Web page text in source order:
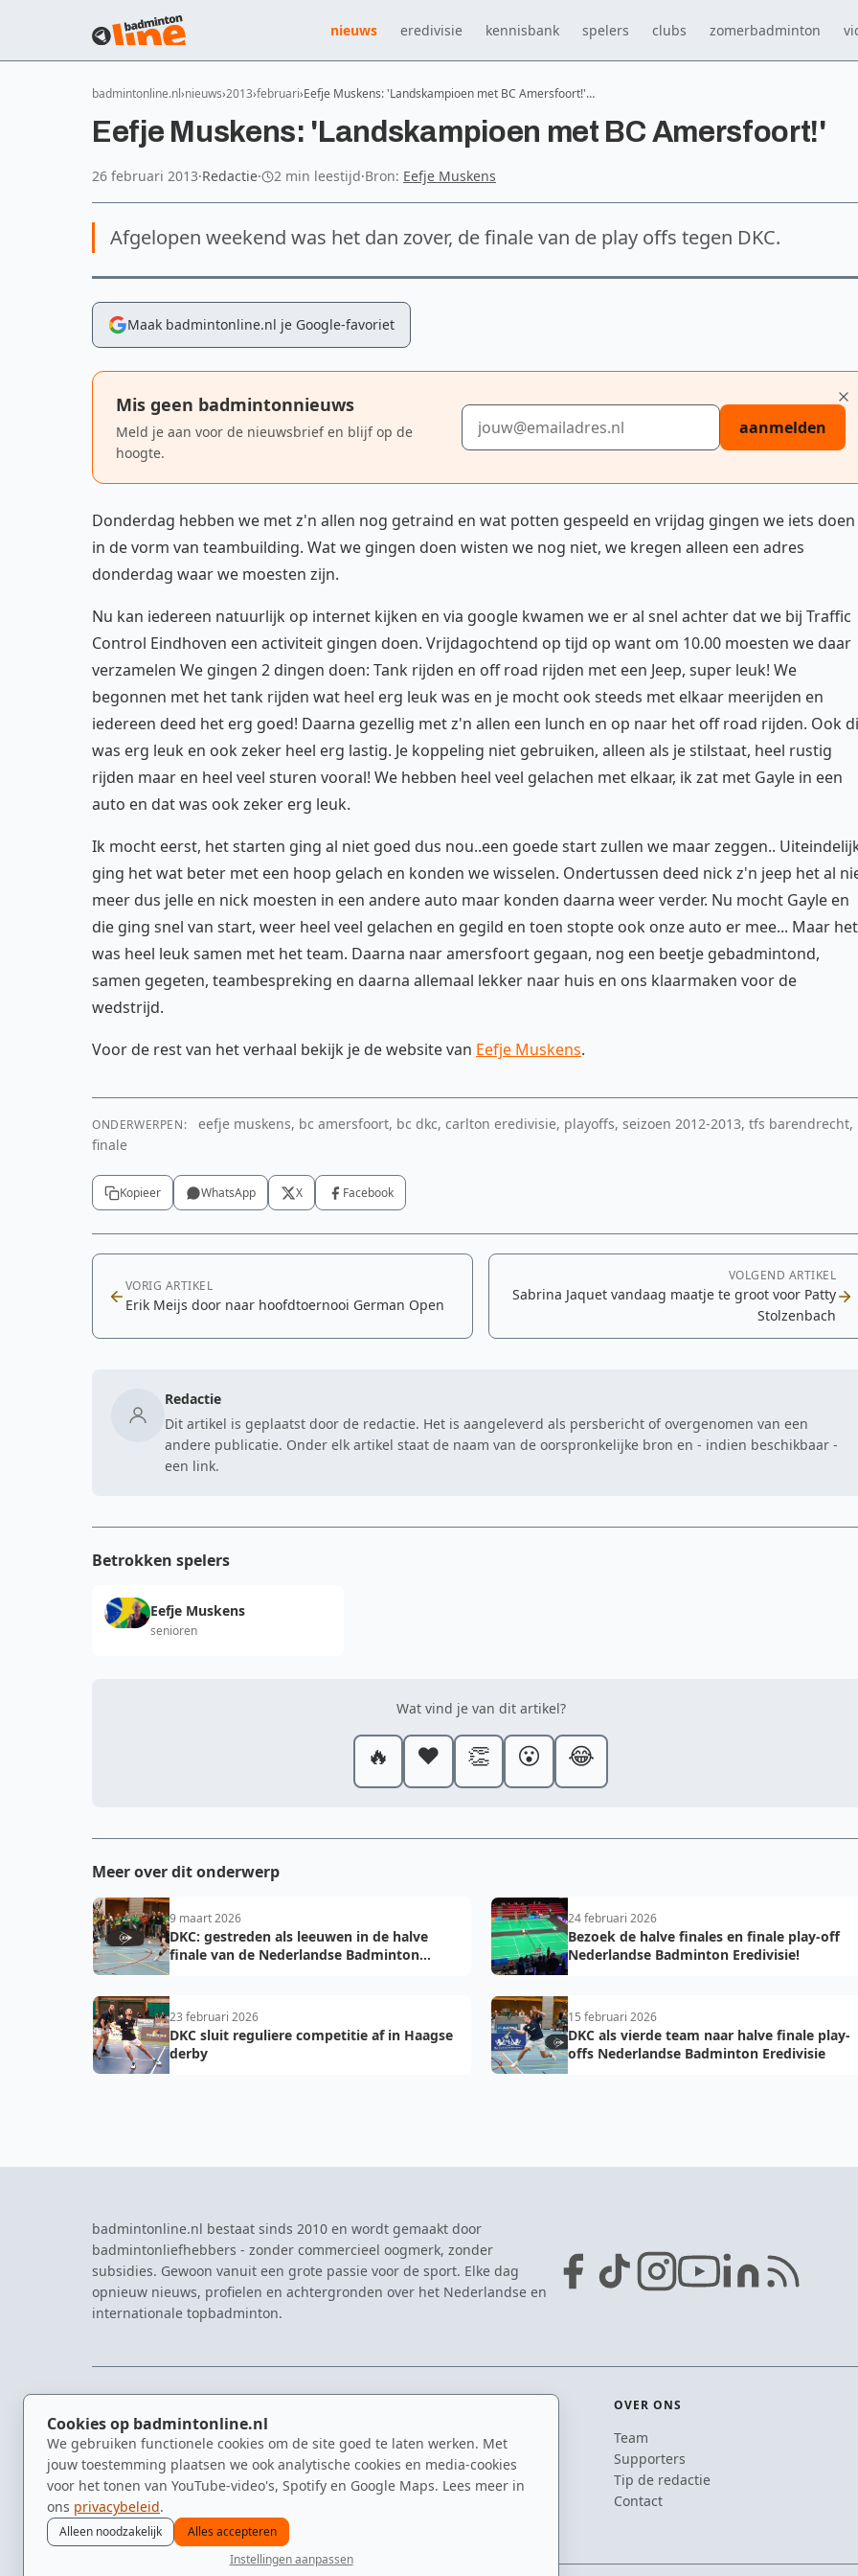
Cookies op badmintonline.nl
We gebruiken functionele cookies om de site goed te laten werken. Met
jouw toestemming plaatsen we ook analytische cookies en media-cookies
voor het tonen van YouTube-video's, Spotify en Google Maps. Lees meer in
ons privacybeleid.
Alleen noodzakelijk
Alles accepteren
Instellingen aanpassen
nieuws eredivisie kennisbank spelers clubs zomerbadminton
badmintonline.nl nieuws 2013 februari Eefje Muskens: 'Landskampioen met BC Amersfoort!'…
Eefje Muskens: 'Landskampioen met BC Amersfoort!'
26 februari 2013·Redactie· 2 min leestijd·Bron: Eefje Muskens
Afgelopen weekend was het dan zover, de finale van de play offs tegen DKC.
Maak badmintonline.nl je Google-favoriet
Mis geen badmintonnieuws
Meld je aan voor de nieuwsbrief en blijf op de
hoogte.
E-mailadres
aanmelden
Donderdag hebben we met z'n allen nog getraind en wat potten gespeeld en vrijdag gingen we iets doen
in de vorm van teambuilding. Wat we gingen doen wisten we nog niet, we kregen alleen een adres
donderdag waar we moesten zijn.
Nu kan iedereen natuurlijk op internet kijken en via google kwamen we er al snel achter dat we bij Traffic
Control Eindhoven een activiteit gingen doen. Vrijdagochtend op tijd op want om 10.00 moesten we daar
verzamelen We gingen 2 dingen doen: Tank rijden en off road rijden met een Jeep, super leuk! We
begonnen met het tank rijden wat heel erg leuk was en je mocht ook steeds met elkaar meerijden en
iedereen deed het erg goed! Daarna gezellig met z'n allen een lunch en op naar het off road rijden. Ook
was erg leuk en ook zeker heel erg lastig. Je koppeling niet gebruiken, alleen als je stilstaat, heel rustig
rijden maar en heel veel sturen vooral! We hebben heel veel gelachen met elkaar, ik zat met Gayle in een
auto en dat was ook zeker erg leuk.
Ik mocht eerst, het starten ging al niet goed dus nou..een goede start zullen we maar zeggen..
ging het wat beter met een hoop gelach en konden we wisselen. Ondertussen deed nick z'n jeep het al
meer dus jelle en nick moesten in een andere auto maar konden daarna weer verder. Nu mocht Gayle en
die ging snel van start, weer heel veel gelachen en gegild en toen stopte ook onze auto er mee... Maar het
was heel leuk samen met het team. Daarna naar amersfoort gegaan, nog een beetje gebadmintond,
samen gegeten, teambespreking en daarna allemaal lekker naar huis en ons klaarmaken voor de
wedstrijd.
Voor de rest van het verhaal bekijk je de website van Eefje Muskens.
ONDERWERPEN:
eefje muskens, bc amersfoort, bc dkc, carlton eredivisie, playoffs, seizoen 2012-2013, tfs barendrecht,
finale
Kopieer WhatsApp X Facebook
VORIG ARTIKEL
Erik Meijs door naar hoofdtoernooi German Open
VOLGEND ARTIKEL
Sabrina Jaquet vandaag maatje te groot voor Patty
Stolzenbach
Redactie
Dit artikel is geplaatst door de redactie. Het is aangeleverd als persbericht of overgenomen van een
andere publicatie. Onder elk artikel staat de naam van de oorspronkelijke bron en - indien beschikbaar -
een link.
Betrokken spelers
Eefje Muskens
senioren
Wat vind je van dit artikel?
🔥 ❤️ 👏 😮 😂
Meer over dit onderwerp
9 maart 2026
DKC: gestreden als leeuwen in de halve
finale van de Nederlandse Badminton
24 februari 2026
Bezoek de halve finales en finale play-off
Nederlandse Badminton Eredivisie!
23 februari 2026
DKC sluit reguliere competitie af in Haagse
derby
15 februari 2026
DKC als vierde team naar halve finale play-
offs Nederlandse Badminton Eredivisie
badmintonline.nl bestaat sinds 2010 en wordt gemaakt door
badmintonliefhebbers - zonder commercieel oogmerk, zonder
subsidies. Gewoon vanuit een grote passie voor de sport. Elke dag
opnieuw nieuws, profielen en achtergronden over het Nederlandse en
internationale topbadminton.
Nieuws
Kennisbank
Spelers
Clubs
Video's
Eredivisie
NK Badminton
Dutch Open
Zomerbadminton
OVER ONS
Team
Supporters
Tip de redactie
Contact